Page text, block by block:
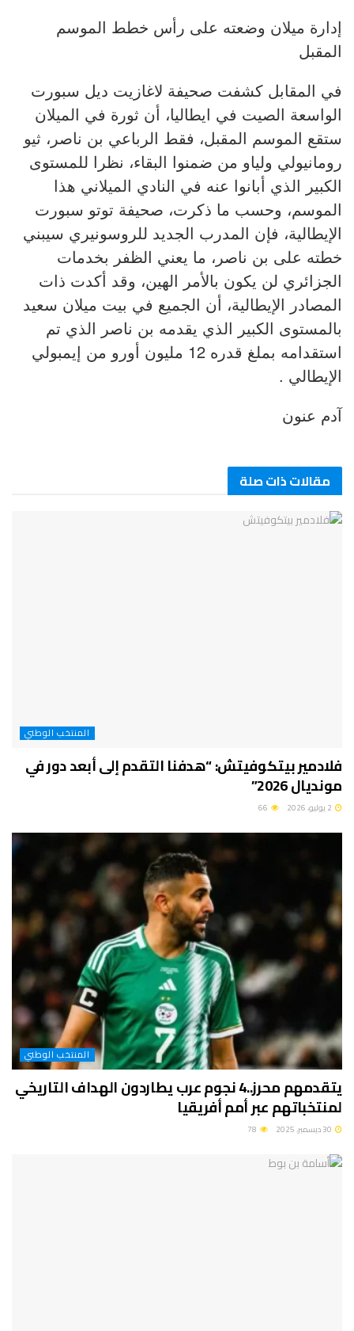
إدارة ميلان وضعته على رأس خطط الموسم
المقبل
في المقابل كشفت صحيفة لاغازيت ديل سبورت
الواسعة الصيت في ايطاليا، أن ثورة في الميلان
ستقع الموسم المقبل، فقط الرباعي بن ناصر، ثيو
رومانيولي ولياو من ضمنوا البقاء، نظرا للمستوى
الكبير الذي أبانوا عنه في النادي الميلاني هذا
الموسم، وحسب ما ذكرت، صحيفة توتو سبورت
الإيطالية، فإن المدرب الجديد للروسونيري سيبني
خطته على بن ناصر، ما يعني الظفر بخدمات
الجزائري لن يكون بالأمر الهين، وقد أكدت ذات
المصادر الإيطالية، أن الجميع في بيت ميلان سعيد
بالمستوى الكبير الذي يقدمه بن ناصر الذي تم
استقدامه بملغ قدره 12 مليون أورو من إيمبولي
الإيطالي .
آدم عنون
مقالات ذات صلة
المنتخب الوطني
فلادمير بيتكوفيتش: “هدفنا التقدم إلى أبعد دور في
مونديال 2026”
المنتخب الوطني
يتقدمهم محرز..4 نجوم عرب يطاردون الهداف التاريخي
لمنتخباتهم عبر أمم أفريقيا